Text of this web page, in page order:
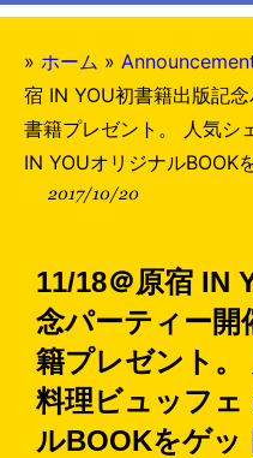
» ホーム »
宿 IN YOU初書籍出版記
書籍プレゼント。 人気シ
IN YOUオリジナルBOOK
2017/10/20
11/18＠原宿 IN
念パーティー開
籍プレゼント
料理ビュッフェ
ルBOOKをゲッ